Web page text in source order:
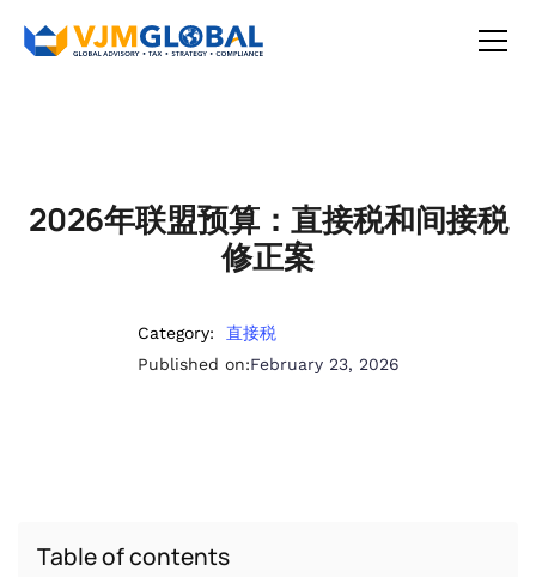
2026年联盟预算：直接税和间接税
修正案
Category:
直接税
Published on:February 23, 2026
Table of contents